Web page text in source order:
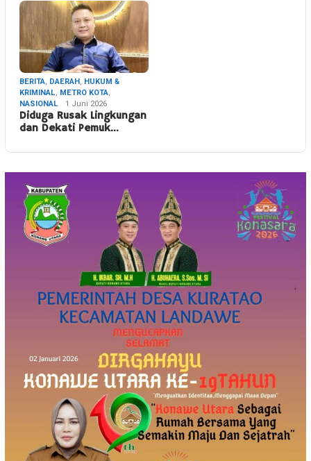
BERITA, DAERAH, HUKUM &
KRIMINAL, METRO KOTA,
NASIONAL
1 Juni 2026
Diduga Rusak Lingkungan
dan Dekati Pemuk…